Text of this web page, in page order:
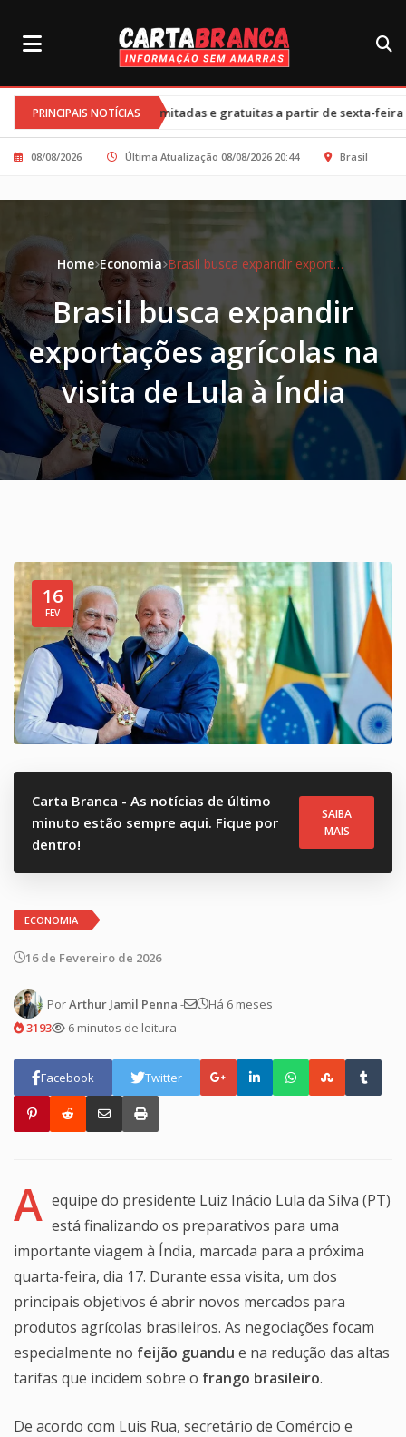
PRINCIPAIS NOTÍCIAS
ilimitadas e gratuitas a partir de sexta-feira•Cortes nos
08/08/2026 Última Atualização 08/08/2026 20:44 Brasil
Home Economia Brasil busca expandir exportações agrícolas na visita de Lula à Índia
Brasil busca expandir
exportações agrícolas na
visita de Lula à Índia
16
FEV
Carta Branca - As notícias de último
minuto estão sempre aqui. Fique por
dentro!
SAIBA
MAIS
ECONOMIA
16 de Fevereiro de 2026
PorArthur Jamil Penna -
Há 6 meses
3193
6 minutos de leitura
Facebook Twitter
A equipe do presidente Luiz Inácio Lula da Silva (PT)
está finalizando os preparativos para uma
importante viagem à Índia, marcada para a próxima
quarta-feira, dia 17. Durante essa visita, um dos
principais objetivos é abrir novos mercados para
produtos agrícolas brasileiros. As negociações focam
especialmente no feijão guandu e na redução das altas
tarifas que incidem sobre o frango brasileiro.
De acordo com Luis Rua, secretário de Comércio e